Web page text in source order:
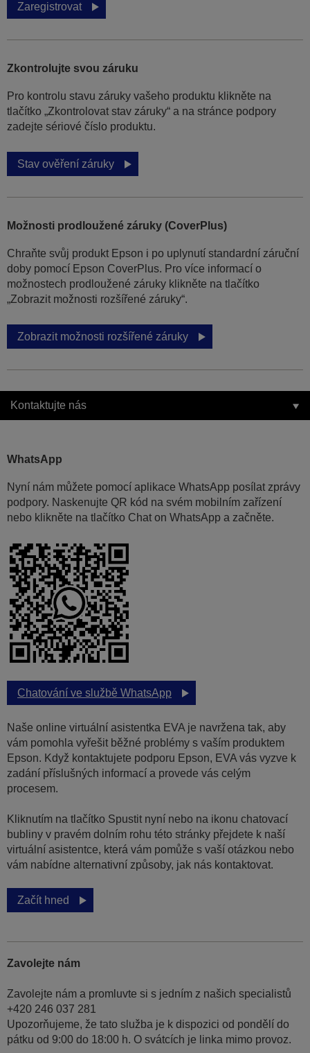
Zaregistrovat
Zkontrolujte svou záruku
Pro kontrolu stavu záruky vašeho produktu klikněte na
tlačítko „Zkontrolovat stav záruky“ a na stránce podpory
zadejte sériové číslo produktu.
Stav ověření záruky
Možnosti prodloužené záruky (CoverPlus)
Chraňte svůj produkt Epson i po uplynutí standardní záruční
doby pomocí Epson CoverPlus. Pro více informací o
možnostech prodloužené záruky klikněte na tlačítko
„Zobrazit možnosti rozšířené záruky“.
Zobrazit možnosti rozšířené záruky
Kontaktujte nás
WhatsApp
Nyní nám můžete pomocí aplikace WhatsApp posílat zprávy
podpory. Naskenujte QR kód na svém mobilním zařízení
nebo klikněte na tlačítko Chat on WhatsApp a začněte.
Chatování ve službě WhatsApp
Naše online virtuální asistentka EVA je navržena tak, aby
vám pomohla vyřešit běžné problémy s vaším produktem
Epson. Když kontaktujete podporu Epson, EVA vás vyzve k
zadání příslušných informací a provede vás celým
procesem.
Kliknutím na tlačítko Spustit nyní nebo na ikonu chatovací
bubliny v pravém dolním rohu této stránky přejdete k naší
virtuální asistentce, která vám pomůže s vaší otázkou nebo
vám nabídne alternativní způsoby, jak nás kontaktovat.
Začít hned
Zavolejte nám
Zavolejte nám a promluvte si s jedním z našich specialistů
+420 246 037 281
Upozorňujeme, že tato služba je k dispozici od pondělí do
pátku od 9:00 do 18:00 h. O svátcích je linka mimo provoz.